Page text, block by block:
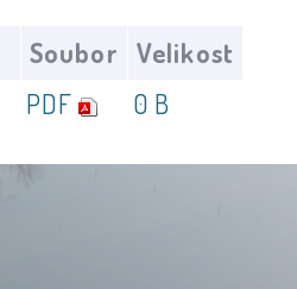
Soubor
Velikost
PDF 0 B